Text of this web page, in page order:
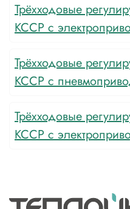
Трёхходовые
КССР с
Трёхходовые
КССР с
Трёхходовые
КССР с